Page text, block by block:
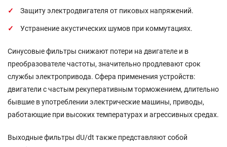
Защиту электродвигателя от пиковых напряжений.
Устранение акустических шумов при коммутациях.
Синусовые фильтры снижают потери на двигателе и в
преобразователе частоты, значительно продлевают срок
службы электропривода. Сфера применения устройств:
двигатели с частым рекуперативным торможением, длительно
бывшие в употреблении электрические машины, приводы,
работающие при высоких температурах и агрессивных средах.
Выходные фильтры dU/dt также представляют собой